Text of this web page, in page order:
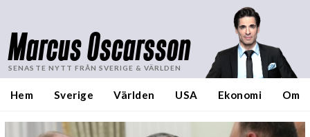
Marcus Oscarsson
SENASTE NYTT FRÅN SVERIGE & VÄRLDEN
Hem Sverige Världen USA Ekonomi Om